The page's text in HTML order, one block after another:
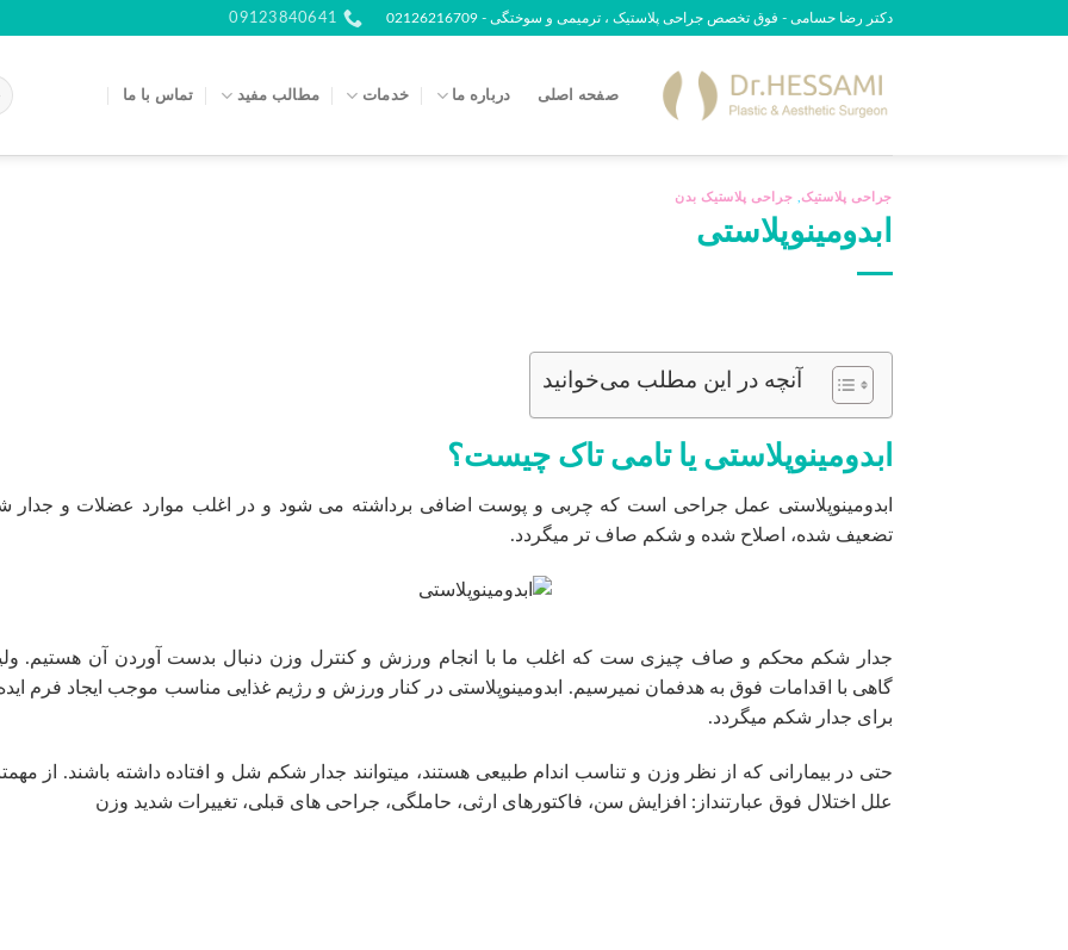
دکتر رضا حسامی - فوق تخصص جراحی پلاستیک ، ترمیمی و سوختگی - 02126216709 09123840641
صفحه اصلی درباره ما خدمات مطالب مفید تماس با ما
جراحی پلاستیک جراحی پلاستیک بدن
ابدومینوپلاستی
آنچه در این مطلب می‌خوانید
ابدومینوپلاستی یا تامی تاک چیست؟
ابدومینوپلاستی عمل جراحی است که چربی و پوست اضافی برداشته می شود و در اغلب موارد عضلات و جدار
تضعیف شده، اصلاح شده و شکم صاف تر میگردد.
جدار شکم محکم و صاف چیزی ست که اغلب ما با انجام ورزش و کنترل وزن دنبال بدست آوردن آن هستیم.
گاهی با اقدامات فوق به هدفمان نمیرسیم. ابدومینوپلاستی در کنار ورزش و رژیم غذایی مناسب موجب ایجاد فرم
برای جدار شکم میگردد.
حتی در بیمارانی که از نظر وزن و تناسب اندام طبیعی هستند، میتوانند جدار شکم شل و افتاده داشته باشند. از
علل اختلال فوق عبارتنداز: افزایش سن، فاکتورهای ارثی، حاملگی، جراحی های قبلی، تغییرات شدید وزن